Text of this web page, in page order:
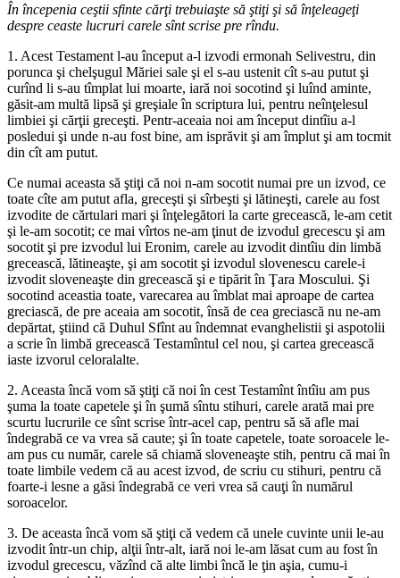
În începenia ceştii sfinte cărţi trebuiaşte să ştiţi şi să înţeleageţi
despre ceaste lucruri carele sînt scrise pre rîndu.
1. Acest Testament l-au început a-l izvodi ermonah Selivestru, din
porunca şi chelşugul Măriei sale şi el s-au ustenit cît s-au putut şi
curînd li s-au tîmplat lui moarte, iară noi socotind şi luînd aminte,
găsit-am multă lipsă şi greşiale în scriptura lui, pentru neînţelesul
limbiei şi cărţii greceşti. Pentr-aceaia noi am început dintîiu a-l
posledui şi unde n-au fost bine, am isprăvit şi am împlut şi am tocmit
din cît am putut.
Ce numai aceasta să ştiţi că noi n-am socotit numai pre un izvod, ce
toate cîte am putut afla, greceşti şi sîrbeşti şi lătineşti, carele au fost
izvodite de cărtulari mari şi înţelegători la carte grecească, le-am cetit
şi le-am socotit; ce mai vîrtos ne-am ţinut de izvodul grecescu şi am
socotit şi pre izvodul lui Eronim, carele au izvodit dintîiu din limbă
grecească, lătineaşte, şi am socotit şi izvodul slovenescu carele-i
izvodit sloveneaşte din grecească şi e tipărit în Ţara Moscului. Şi
socotind aceastia toate, varecarea au îmblat mai aproape de cartea
greciască, de pre aceaia am socotit, însă de cea greciască nu ne-am
depărtat, ştiind că Duhul Sfînt au îndemnat evanghelistii şi aspotolii
a scrie în limbă grecească Testamîntul cel nou, şi cartea grecească
iaste izvorul celoralalte.
2. Aceasta încă vom să ştiţi că noi în cest Testamînt întîiu am pus
şuma la toate capetele şi în şumă sîntu stihuri, carele arată mai pre
scurtu lucrurile ce sînt scrise într-acel cap, pentru să să afle mai
îndegrabă ce va vrea să caute; şi în toate capetele, toate soroacele le-
am pus cu număr, carele să chiamă sloveneaşte stih, pentru că mai în
toate limbile vedem că au acest izvod, de scriu cu stihuri, pentru că
foarte-i lesne a găsi îndegrabă ce veri vrea să cauţi în numărul
soroacelor.
3. De aceasta încă vom să ştiţi că vedem că unele cuvinte unii le-au
izvodit într-un chip, alţii într-alt, iară noi le-am lăsat cum au fost în
izvodul grecescu, văzînd că alte limbi încă le ţin aşia, cumu-i